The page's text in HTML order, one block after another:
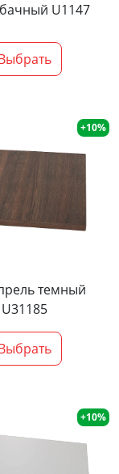
U1147
+10%
темный
U31185
+10%